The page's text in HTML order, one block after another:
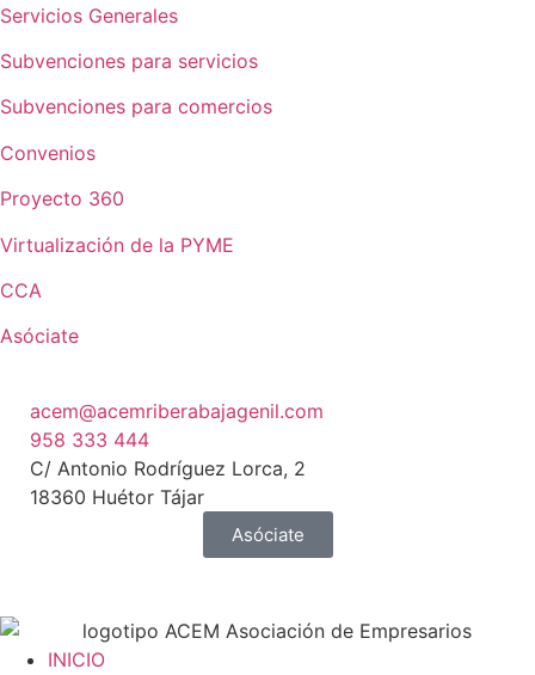
Servicios Generales
Subvenciones para servicios
Subvenciones para comercios
Convenios
Proyecto 360
Virtualización de la PYME
CCA
Asóciate
acem@acemriberabajagenil.com
958 333 444
C/ Antonio Rodríguez Lorca, 2
18360 Huétor Tájar
Asóciate
INICIO